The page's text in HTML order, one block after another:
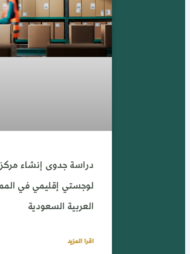
دراسة جدوى إنشاء مركز
لوجستي إقليمي في المملكة
العربية السعودية
اقرا المزيد